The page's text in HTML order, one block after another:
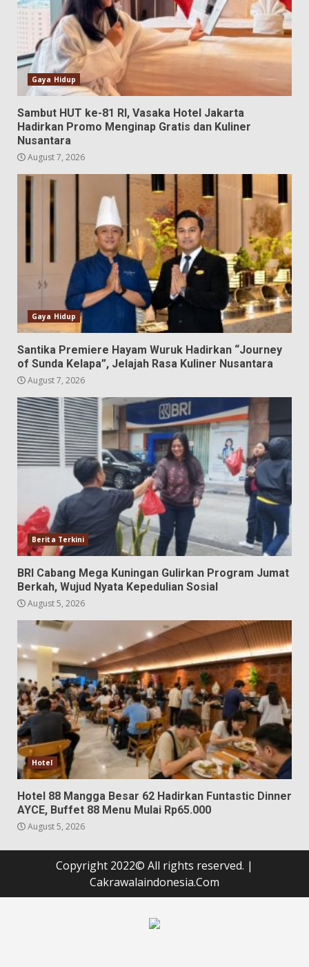
Gaya Hidup
Sambut HUT ke-81 RI, Vasaka Hotel Jakarta
Hadirkan Promo Menginap Gratis dan Kuliner
Nusantara
August 7, 2026
Gaya Hidup
Santika Premiere Hayam Wuruk Hadirkan “Journey
of Sunda Kelapa”, Jelajah Rasa Kuliner Nusantara
August 7, 2026
Berita Terkini
BRI Cabang Mega Kuningan Gulirkan Program Jumat
Berkah, Wujud Nyata Kepedulian Sosial
August 5, 2026
Hotel
Hotel 88 Mangga Besar 62 Hadirkan Funtastic Dinner
AYCE, Buffet 88 Menu Mulai Rp65.000
August 5, 2026
Copyright 2022© All rights reserved. |
Cakrawalaindonesia.Com